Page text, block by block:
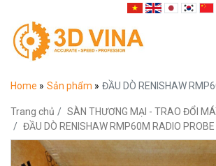
Home » Sản phẩm » ĐẦU DÒ RENISHAW
Trang chủ
SÀN THƯƠNG MẠI - TRAO ĐỔI
ĐẦU DÒ RENISHAW RMP60M RADIO PROBE